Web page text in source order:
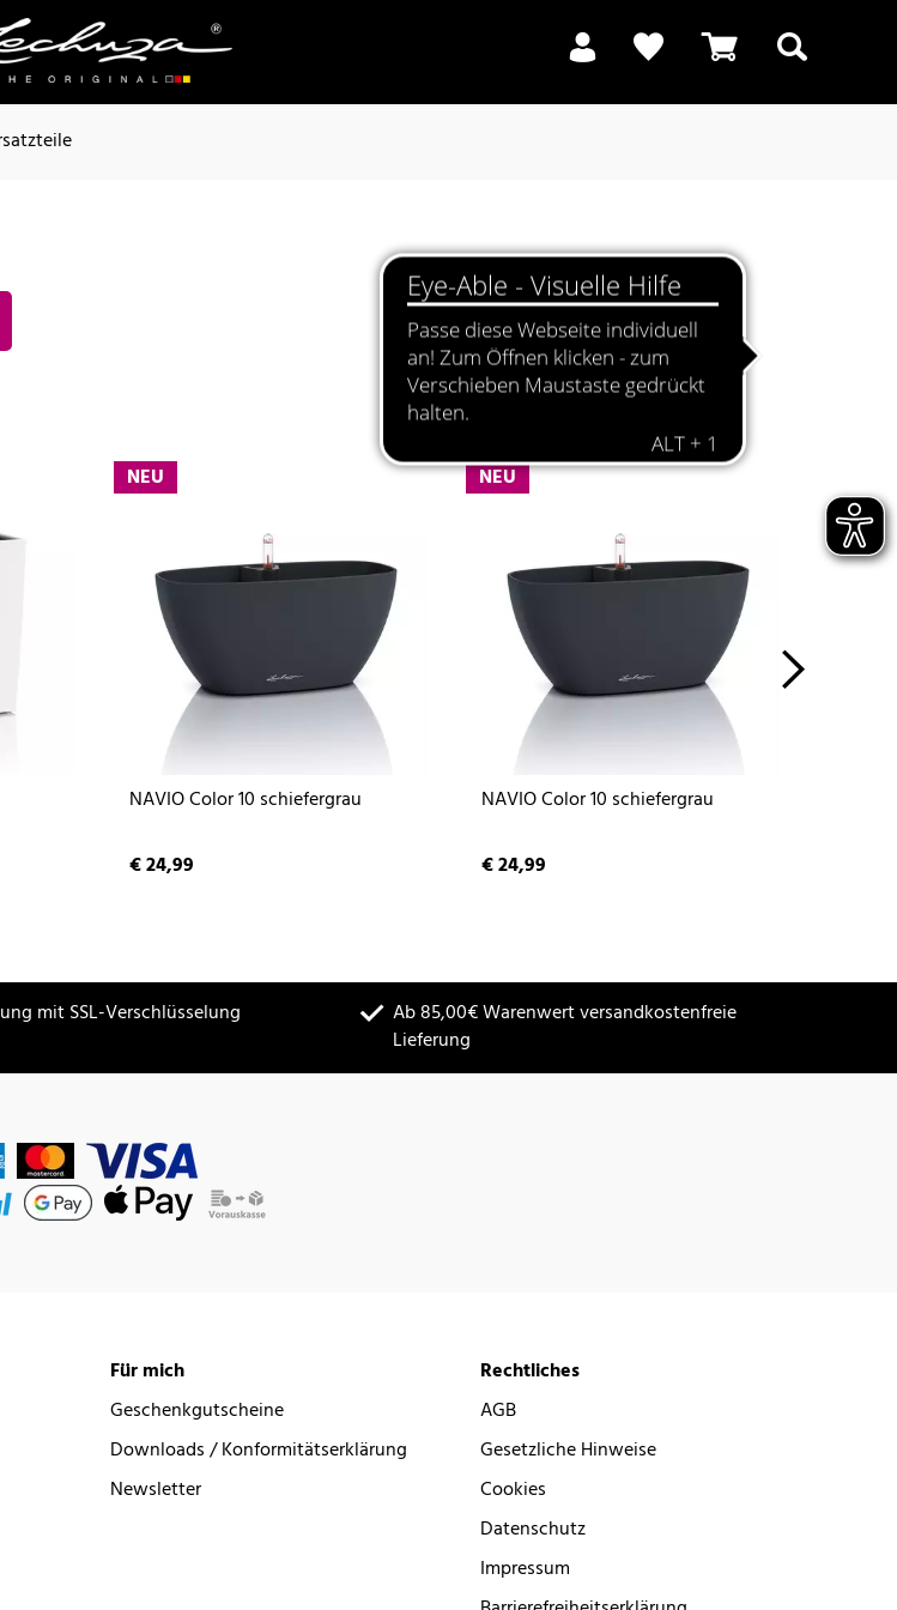
Suchen
NEU
NAVIO Color 10 schiefergrau
€ 24,99
NEU
NAVIO Color 10 schiefergrau
€ 24,99
mit SSL-Verschlüsselung
Ab 85,00€ Warenwert versandkostenfreie
Lieferung
Für mich
Geschenkgutscheine
Downloads / Konformitätserklärung
Newsletter
Rechtliches
AGB
Gesetzliche Hinweise
Cookies
Datenschutz
Impressum